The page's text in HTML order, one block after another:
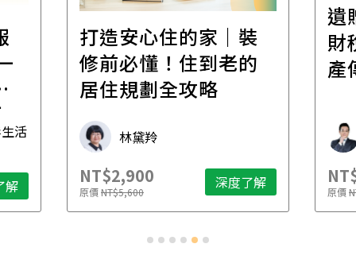
活
解
打造安心住的家｜裝
修前必懂！住到老的
居住規劃全攻略
林黛羚
NT$2,900
原價NT$5,600 深度了解
遺
財
產
原價